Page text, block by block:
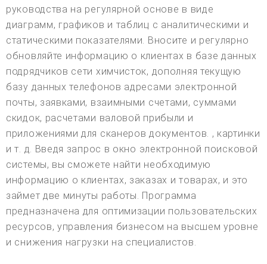
руководства на регулярной основе в виде
диаграмм, графиков и таблиц с аналитическими и
статическими показателями. Вносите и регулярно
обновляйте информацию о клиентах в базе данных
подрядчиков сети химчисток, дополняя текущую
базу данных телефонов адресами электронной
почты, заявками, взаимными счетами, суммами
скидок, расчетами валовой прибыли и
приложениями для сканеров документов. , картинки
и т. д. Введя запрос в окно электронной поисковой
системы, вы сможете найти необходимую
информацию о клиентах, заказах и товарах, и это
займет две минуты работы. Программа
предназначена для оптимизации пользовательских
ресурсов, управления бизнесом на высшем уровне
и снижения нагрузки на специалистов.